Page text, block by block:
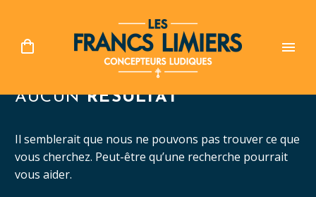
AUCUNRÉSULTAT
Il semblerait que nous ne pouvons pas trouver ce que
vous cherchez. Peut-être qu’une recherche pourrait
vous aider.